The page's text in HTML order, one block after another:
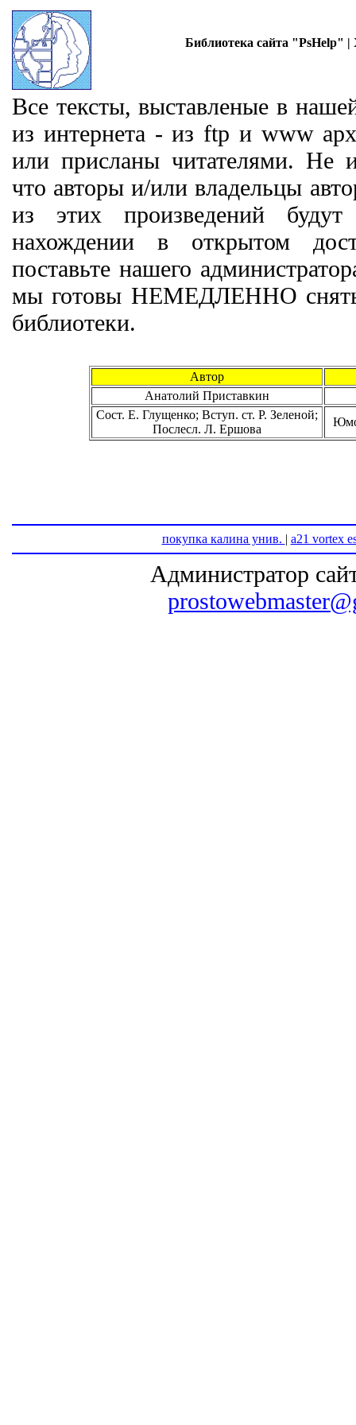
Библиотека сайта "PsHelp" |
Все тексты, выставленые в
из интернета - из ftp и www
или присланы читателями. Не
что авторы и/или владельцы
из этих произведений
нахождении в открытом
поставьте нашего
мы готовы НЕМЕДЛЕННО снять
библиотеки.
Автор
Анатолий Приставкин
Сост. Е. Глущенко; Вступ. ст. Р. Зеленой;
Послесл. Л. Ершова
покупка калина унив. | a21 vortex
Администратор